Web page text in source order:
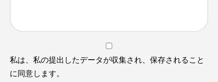
私は、私の提出したデータが収集され、保存されること
に同意します。